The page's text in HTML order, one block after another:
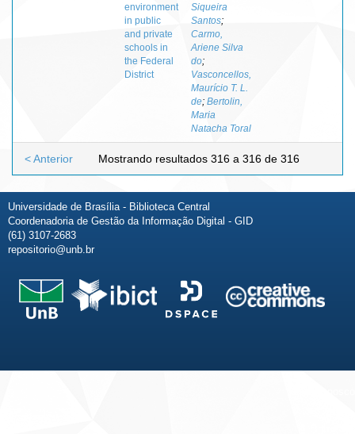
environment
in public
and private
schools in
the Federal
District
Siqueira
Santos;
Carmo,
Ariene Silva
do;
Vasconcellos,
Maurício T. L.
de; Bertolin,
Maria
Natacha Toral
Mostrando resultados 316 a 316 de 316
< Anterior
Universidade de Brasília - Biblioteca Central
Coordenadoria de Gestão da Informação Digital - GID
(61) 3107-2683
repositorio@unb.br